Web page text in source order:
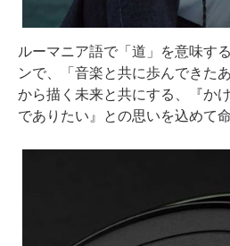
ルーマニア語で「道」を意味す
ンで、「音楽と共に歩んできた
から描く未来と共にする、『か
でありたい』との思いを込めて